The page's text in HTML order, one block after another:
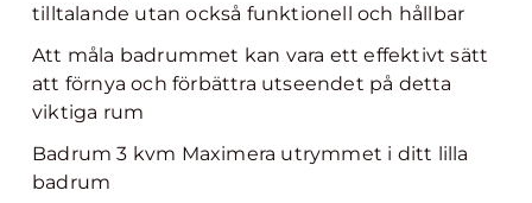
tilltalande utan också funktionell och hållbar
Att måla badrummet kan vara ett effektivt sätt
att förnya och förbättra utseendet på detta
viktiga rum
Badrum 3 kvm Maximera utrymmet i ditt lilla
badrum